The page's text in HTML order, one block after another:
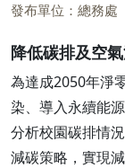
發布單位：總務處
降低碳排及空
為達成2050年淨
染、導入永續能源
分析校園碳排情
減碳策略，實現